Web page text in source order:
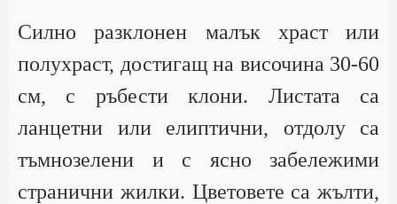
Силно разклонен малък храст или
полухраст, достигащ на височина 30-60
см, с ръбести клони. Листата са
ланцетни или елиптични, отдолу са
тъмнозелени и с ясно забележими
странични жилки. Цветовете са жълти,